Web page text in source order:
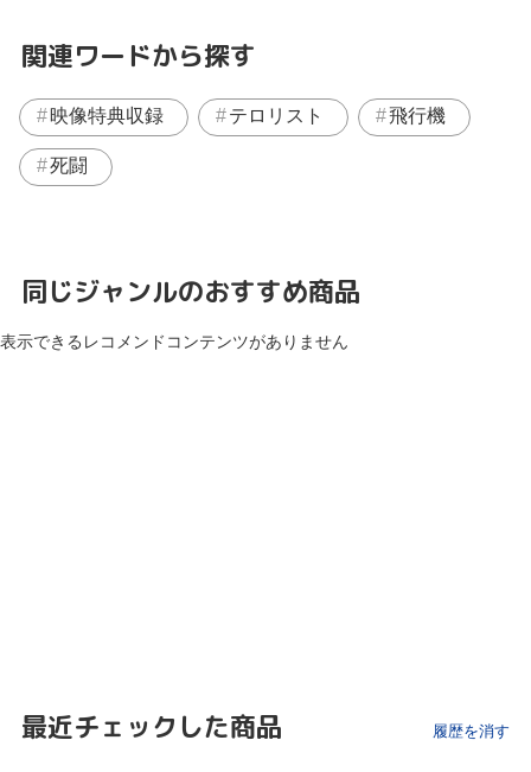
関連ワードから探す
映像特典収録 テロリスト 飛行機
死闘
同じジャンルのおすすめ商品
表示できるレコメンドコンテンツがありません
最近チェックした商品 履歴を消す